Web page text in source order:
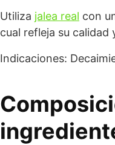
Utiliza jalea real con
cual refleja su calidad
Indicaciones: